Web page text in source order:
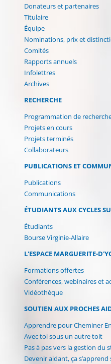
Donateurs et partenaires
Titulaire
Équipe
Nominations, prix et
Comités
Rapports annuels
Infolettres
Archives
RECHERCHE
Programmation de
Projets en cours
Projets terminés
Collaborateurs
PUBLICATIONS ET
Publications
Communications
ÉTUDIANTS AUX CYCLES
Étudiants
Bourse Virginie-Allaire
L'ESPACE MARGUERITE-
Formations offertes
Conférences, webinaires et
Vidéothèque
SOUTIEN AUX PROCHES
Apprendre pour Cheminer
Avec toi sous un autre toit
Pas à pas vers la gestion du
Devenir aidant, ça s’apprend